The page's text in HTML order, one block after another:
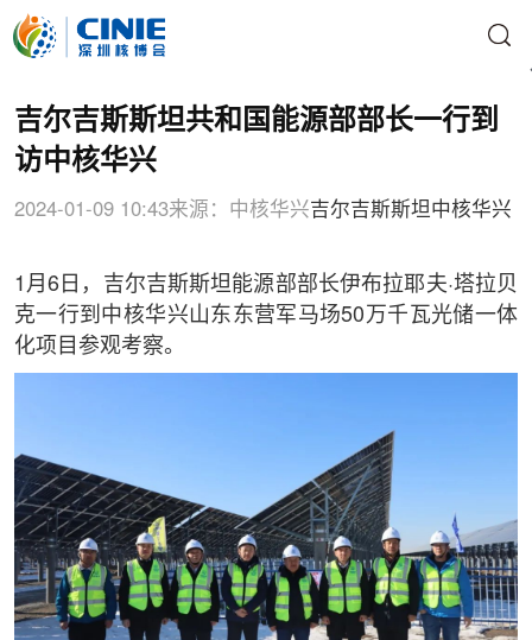
吉尔吉斯斯坦共和国能源部部长一行到
访中核华兴
2024-01-09 10:43来源：中核华兴吉尔吉斯斯坦中核华兴
1月6日，吉尔吉斯斯坦能源部部长伊布拉耶夫·塔拉贝
克一行到中核华兴山东东营军马场50万千瓦光储一体
化项目参观考察。